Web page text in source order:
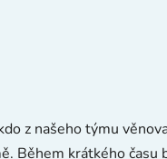
z našeho týmu
Během krátkého času